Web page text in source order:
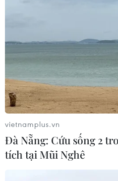
vietnamplus.vn
Đà Nẵng: Cứu sống 2
tích tại Mũi Nghê